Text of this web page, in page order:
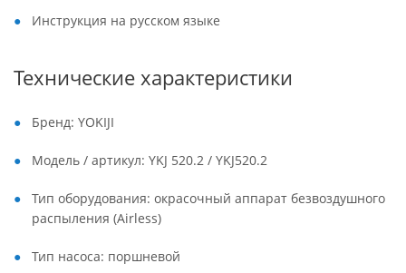
Инструкция на русском языке
Технические характеристики
Бренд: YOKIJI
Модель / артикул: YKJ 520.2 / YKJ520.2
Тип оборудования: окрасочный аппарат безвоздушного
распыления (Airless)
Тип насоса: поршневой